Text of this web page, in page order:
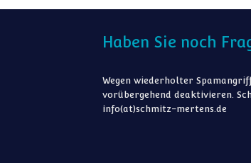
Haben Sie noch
Wegen wiederholter
vorübergehend deaktivieren.
info(at)schmitz-mertens.de